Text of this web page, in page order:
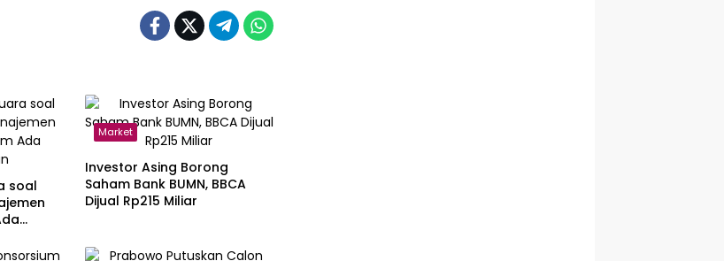
soal
Market
Investor Asing Borong
Saham Bank BUMN, BBCA
Dijual Rp215 Miliar